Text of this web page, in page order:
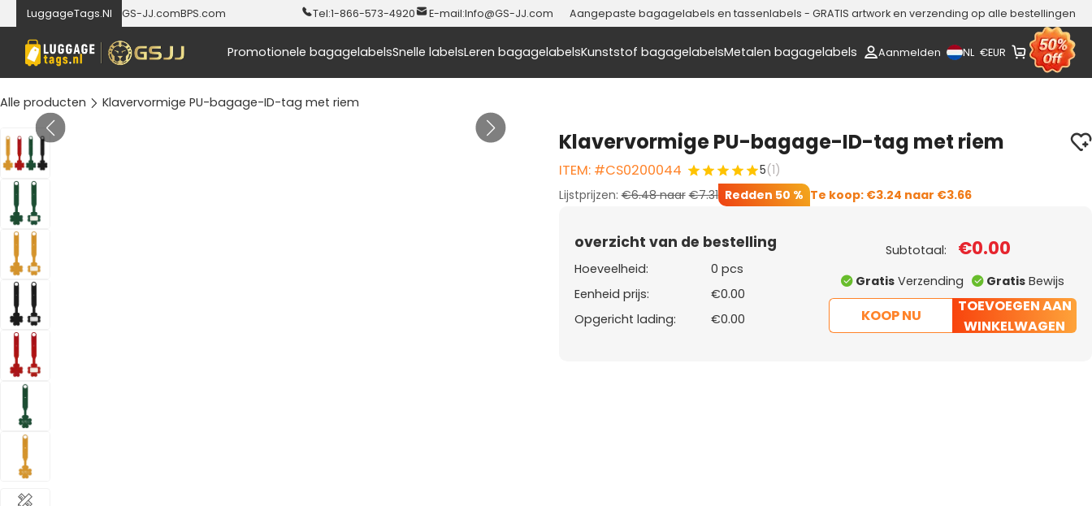
LuggageTags.Nl GS-JJ.comBPS.com Tel:1-866-573-4920 E-mail:Info@GS-JJ.com Aangepaste bagagelabels en tassenlabels - GRATIS artwork en verzending op alle bestellingen
Promotionele bagagelabelsSnelle labelsLeren bagagelabelsKunststof bagagelabelsMetalen bagagelabels Aanmelden NL €EUR
Alle producten Klavervormige PU-bagage-ID-tag met riem
Klavervormige PU-bagage-ID-tag met riem
ITEM: #CS0200044 5(1)
Lijstprijzen: €6.48naar €7.31 Redden 50 % Te koop: €3.24 naar €3.66
overzicht van de bestelling
Hoeveelheid:
0 pcs
Eenheid prijs:
€0.00
Opgericht lading:
€0.00
Subtotaal: €0.00
GratisVerzending GratisBewijs
KOOP NU
TOEVOEGEN AAN
WINKELWAGEN